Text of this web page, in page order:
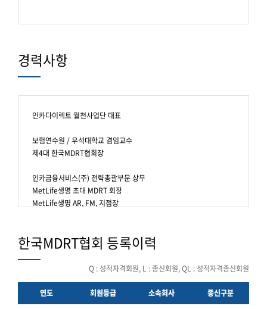
경력사항
인카다이렉트 월천사업단 대표
보험연수원 / 우석대학교 겸임교수
제4대 한국MDRT협회장
인카금융서비스(주) 전략총괄부문 상무
MetLife생명 초대 MDRT 회장
MetLife생명 AR, FM, 지점장
한국MDRT협회 등록이력
Q : 성적자격회원, L : 종신회원, QL : 성적자격종신회원
연도 회원등급 소속회사 종신구분